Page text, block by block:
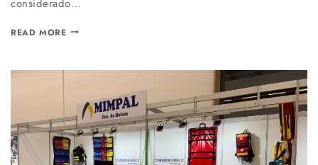
considerado…
READ MOREMIMPAL,
2026
DE
LA
MANO